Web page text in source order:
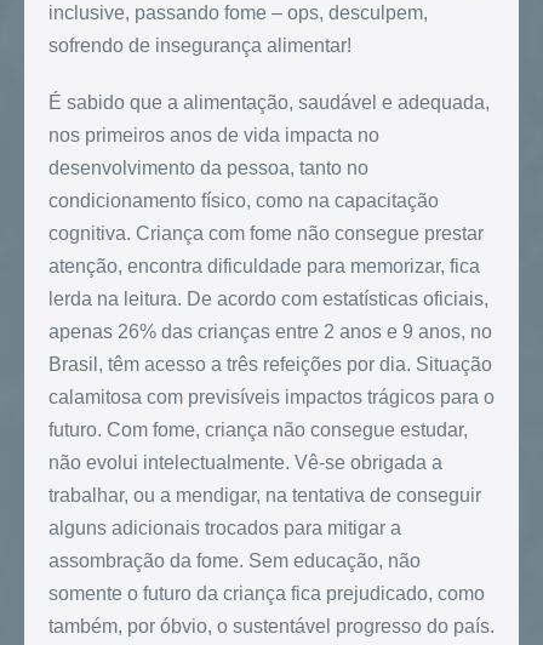
inclusive, passando fome – ops, desculpem,
sofrendo de insegurança alimentar!
É sabido que a alimentação, saudável e adequada,
nos primeiros anos de vida impacta no
desenvolvimento da pessoa, tanto no
condicionamento físico, como na capacitação
cognitiva. Criança com fome não consegue prestar
atenção, encontra dificuldade para memorizar, fica
lerda na leitura. De acordo com estatísticas oficiais,
apenas 26% das crianças entre 2 anos e 9 anos, no
Brasil, têm acesso a três refeições por dia. Situação
calamitosa com previsíveis impactos trágicos para o
futuro. Com fome, criança não consegue estudar,
não evolui intelectualmente. Vê-se obrigada a
trabalhar, ou a mendigar, na tentativa de conseguir
alguns adicionais trocados para mitigar a
assombração da fome. Sem educação, não
somente o futuro da criança fica prejudicado, como
também, por óbvio, o sustentável progresso do país.